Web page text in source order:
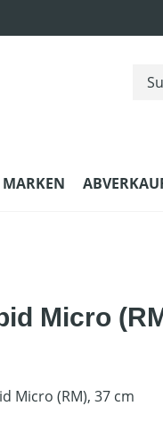
MARKEN
Micro